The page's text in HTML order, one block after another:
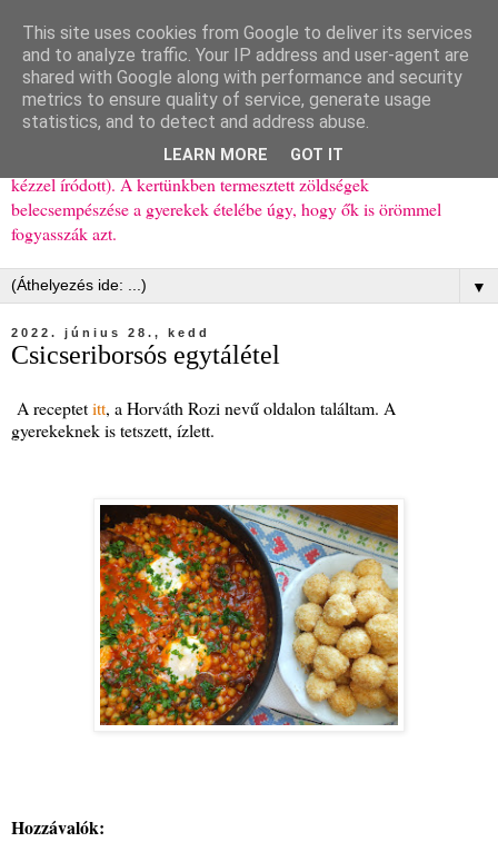
Ízőrző
Kisgyerekes család kipróbált, többnyire egészséges ételeket
bemutató receptjei a mindennapokra (mert a papírfecniket folyton
elhagyom) és gyerekeimnek ajándékba (mint régen, csak ez nem
kézzel íródott). A kertünkben termesztett zöldségek
belecsempészése a gyerekek ételébe úgy, hogy ők is örömmel
fogyasszák azt.
▼
2022. június 28., kedd
Csicseriborsós egytálétel
A receptetitt, a Horváth Rozi nevű oldalon találtam. A
gyerekeknek is tetszett, ízlett.
Hozzávalók:
This site uses cookies from Google to deliver its services
and to analyze traffic. Your IP address and user-agent are
shared with Google along with performance and security
metrics to ensure quality of service, generate usage
statistics, and to detect and address abuse.
LEARN MORE GOT IT